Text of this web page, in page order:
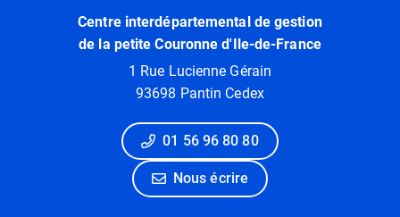
Centre interdépartemental de gestion
de la petite Couronne d'Ile-de-France
1 Rue Lucienne Gérain
93698 Pantin Cedex
01 56 96 80 80
Nous écrire